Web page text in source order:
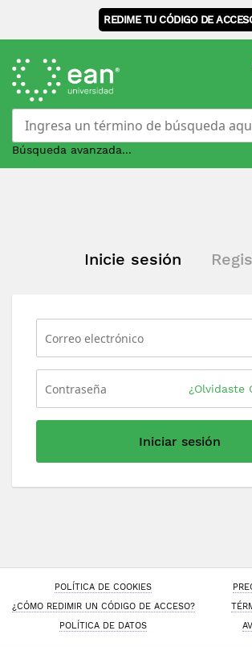
REDIME TU CÓDIGO DE
Búsqueda avanzada...
Inicie sesión
¿Olvidaste
Iniciar sesión
POLÍTICA DE COOKIES
¿CÓMO REDIMIR UN CÓDIGO DE ACCESO?
POLÍTICA DE DATOS